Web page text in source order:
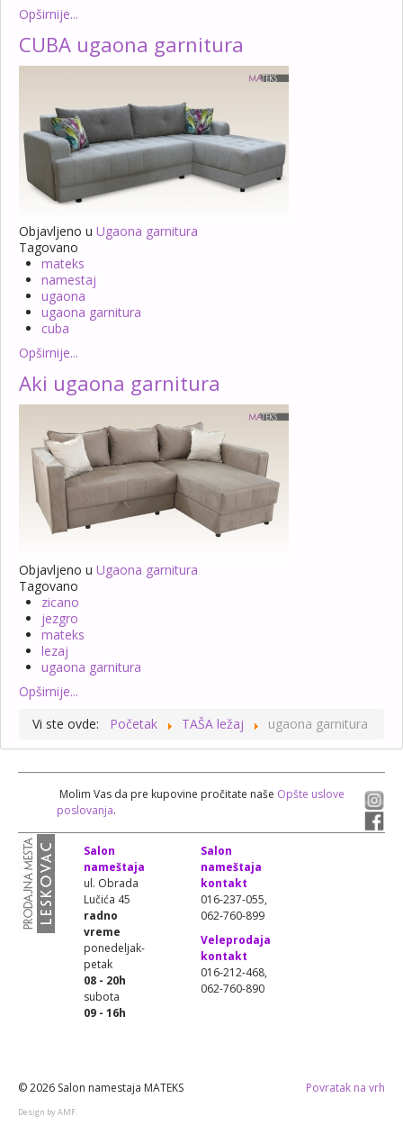
Opširnije...
CUBA ugaona garnitura
Objavljeno u Ugaona garnitura
Tagovano
mateks
namestaj
ugaona
ugaona garnitura
cuba
Opširnije...
Aki ugaona garnitura
Objavljeno u Ugaona garnitura
Tagovano
zicano
jezgro
mateks
lezaj
ugaona garnitura
Opširnije...
Vi ste ovde:
Početak TAŠA ležaj ugaona garnitura
Molim Vas da pre kupovine pročitate naše Opšte uslove
poslovanja.
Salon
nameštaja
ul. Obrada
Lučića 45
radno
vreme
ponedeljak-
petak
08 - 20h
subota
09 - 16h
Salon
nameštaja
kontakt
016-237-055,
062-760-899
Veleprodaja
kontakt
016-212-468,
062-760-890
Povratak na vrh
© 2026 Salon namestaja MATEKS
Design by AMF.